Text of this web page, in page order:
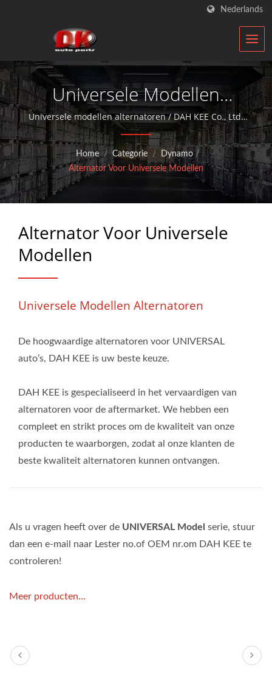
Nederlands
Universele Modellen
Alternatoren | Auto Starter
& Alternator Fabrikant |
DK
Universele modellen alternatoren / DAH KEE Co., Ltd.
is een ISO-gekwalificeerde hersteller van auto-
onderdelen die al meer dan 30 jaar aftermarket
service biedt met dynamo's en starter motoren.
Home / Categorie / Dynamo /
Alternator Voor Universele Modellen
Alternator Voor Universele
Modellen
Universele Modellen Alternatoren
De hoogwaardige alternatoren voor UNIVERSAL
auto’s, DAH KEE is uw beste keuze.
DAH KEE is gespecialiseerd in het vervaardigen van
alternatoren voor de aftermarket. We hebben een
compleet en strikt proces om de kwaliteit van onze
producten te waarborgen, zodat al onze klanten de
beste kwaliteit alternatoren kunnen ontvangen.
Als u vragen heeft over de UNIVERSAL Model serie, stuur
dan een e-mail naar Lester no.of OEM nr.om DAH KEE te
controleren!
Meer producten...